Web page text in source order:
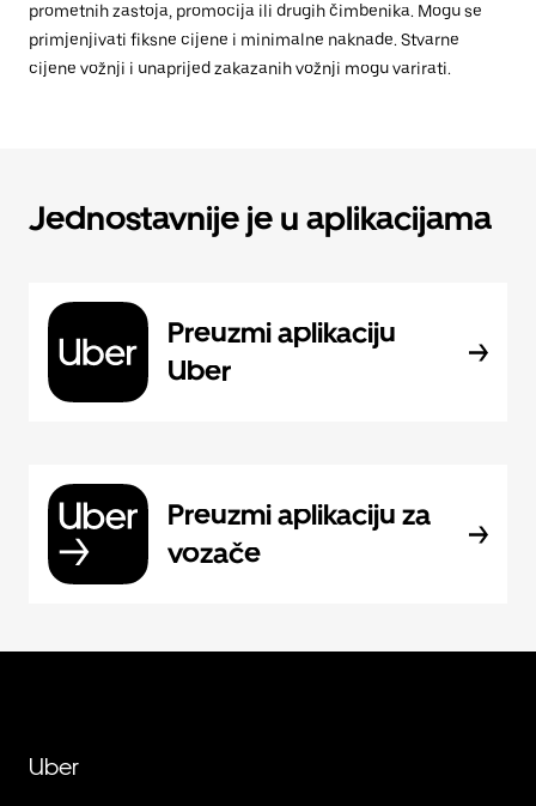
prometnih zastoja, promocija ili drugih čimbenika. Mogu se
primjenjivati fiksne cijene i minimalne naknade. Stvarne
cijene vožnji i unaprijed zakazanih vožnji mogu varirati.
Jednostavnije je u aplikacijama
Preuzmi aplikaciju
Uber
Preuzmi aplikaciju za
vozače
Uber